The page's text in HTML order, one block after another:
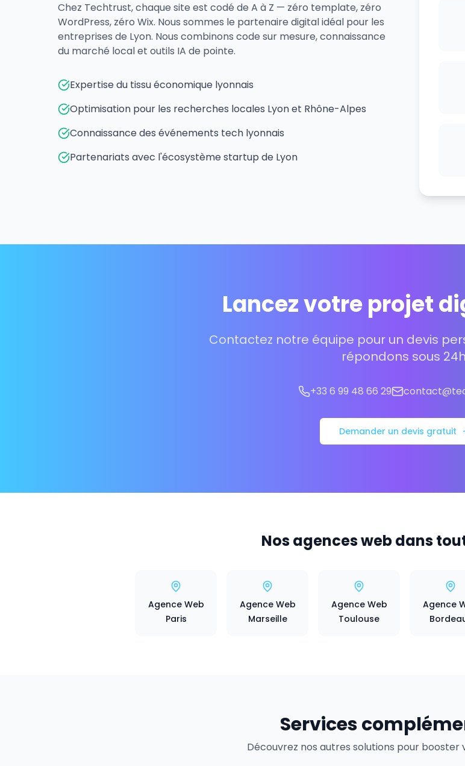
Chez Techtrust, chaque site est codé de A à Z — zéro template, zéro
WordPress, zéro Wix. Nous sommes le partenaire digital idéal pour les
entreprises de Lyon. Nous combinons code sur mesure, connaissance
du marché local et outils IA de pointe.
Expertise du tissu économique lyonnais
Optimisation pour les recherches locales Lyon et Rhône-Alpes
Connaissance des événements tech lyonnais
Partenariats avec l'écosystème startup de Lyon
Lancez votre projet
Contactez notre équipe pour un devis
répondons sous
+33 6 99 48 66 29
Demander un devis gratuit
Nos agences web dans
Agence Web
Paris
Agence Web
Marseille
Agence Web
Toulouse
Agence
Services
Découvrez nos autres solutions pour booster